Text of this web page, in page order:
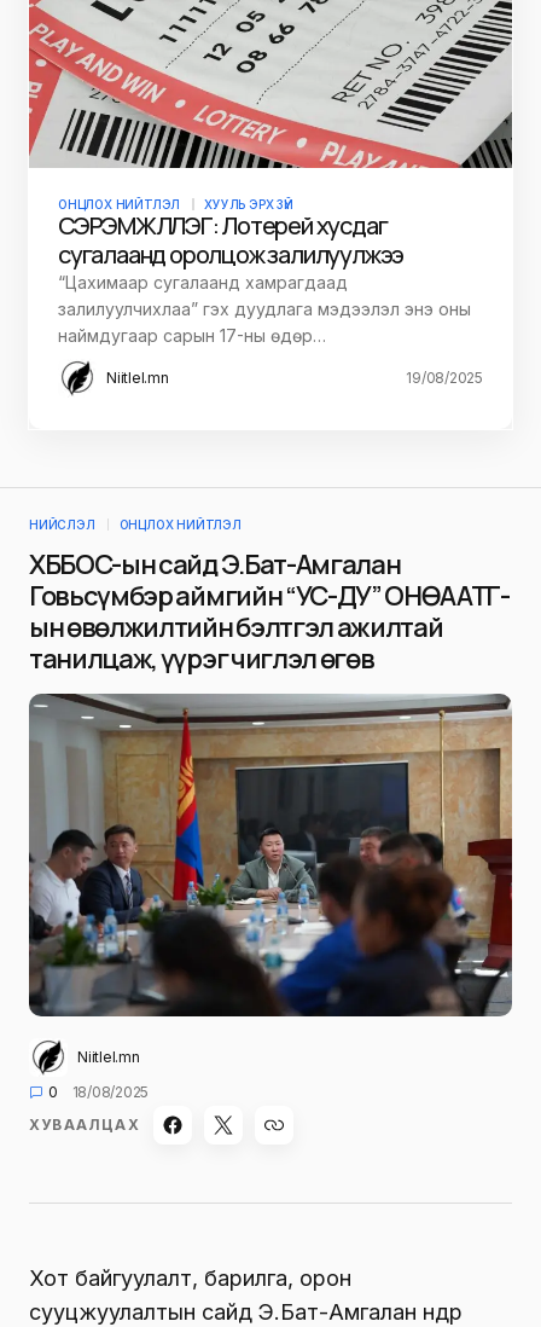
ОНЦЛОХ НИЙТЛЭЛ ХУУЛЬ ЭРХ ЗҮЙ
СЭРЭМЖЛҮҮЛЭГ: Лотерей хусдаг
сугалаанд оролцож залилуулжээ
“Цахимаар сугалаанд хамрагдаад
залилуулчихлаа” гэх дуудлага мэдээлэл энэ оны
наймдугаар сарын 17-ны өдөр…
Niitlel.mn 19/08/2025
НИЙСЛЭЛ ОНЦЛОХ НИЙТЛЭЛ
ХББОС-ын сайд Э.Бат-Амгалан
Говьсүмбэр аймгийн “УС-ДУ” ОНӨААТҮГ-
ын өвөлжилтийн бэлтгэл ажилтай
танилцаж, үүрэг чиглэл өгөв
Niitlel.mn
0
18/08/2025
ХУВААЛЦАХ
Хот байгуулалт, барилга, орон
сууцжуулалтын сайд Э.Бат-Амгалан өнөөдөр